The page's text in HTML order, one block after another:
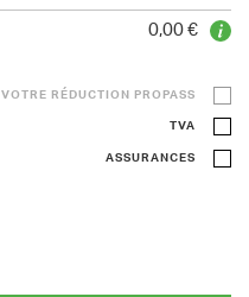
0,00 €
VOTRE RÉDUCTION PROPASS
TVA
ASSURANCES